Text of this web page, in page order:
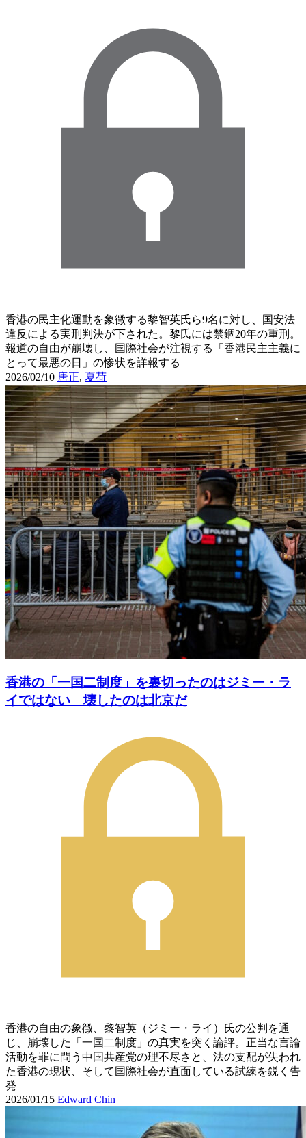
香港の民主化運動を象徴する黎智英氏ら9名に対し、国安法
違反による実刑判決が下された。黎氏には禁錮20年の重刑。
報道の自由が崩壊し、国際社会が注視する「香港民主主義に
とって最悪の日」の惨状を詳報する
2026/02/10 唐正, 夏荷
香港の「一国二制度」を裏切ったのはジミー・ラ
イではない 壊したのは北京だ
香港の自由の象徴、黎智英（ジミー・ライ）氏の公判を通
じ、崩壊した「一国二制度」の真実を突く論評。正当な言論
活動を罪に問う中国共産党の理不尽さと、法の支配が失われ
た香港の現状、そして国際社会が直面している試練を鋭く告
発
2026/01/15 Edward Chin